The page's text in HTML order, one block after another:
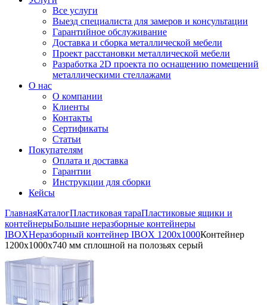
Все услуги
Выезд специалиста для замеров и консультации
Гарантийное обслуживание
Доставка и сборка металлической мебели
Проект расстановки металлической мебели
Разработка 2D проекта по оснащению помещений
металлическими стеллажами
О нас
О компании
Клиенты
Контакты
Сертификаты
Статьи
Покупателям
Оплата и доставка
Гарантии
Инструкции для сборки
Кейсы
ГлавнаяКаталогПластиковая тараПластиковые ящики и
контейнерыБольшие неразборные контейнеры
IBOXНеразборный контейнер IBOX 1200х1000Контейнер
1200x1000x740 мм сплошной на полозьях серый